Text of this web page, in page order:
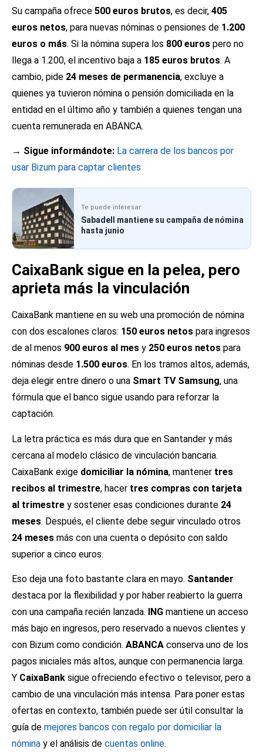
Su campaña ofrece 500 euros brutos, es decir, 405
euros netos, para nuevas nóminas o pensiones de 1.200
euros o más. Si la nómina supera los 800 euros pero no
llega a 1.200, el incentivo baja a 185 euros brutos. A
cambio, pide 24 meses de permanencia, excluye a
quienes ya tuvieron nómina o pensión domiciliada en la
entidad en el último año y también a quienes tengan una
cuenta remunerada en ABANCA.
→ Sigue informándote: La carrera de los bancos por
usar Bizum para captar clientes
Te puede interesar:
Sabadell mantiene su campaña de nómina
hasta junio
CaixaBank sigue en la pelea, pero
aprieta más la vinculación
CaixaBank mantiene en su web una promoción de nómina
con dos escalones claros: 150 euros netos para ingresos
de al menos 900 euros al mes y 250 euros netos para
nóminas desde 1.500 euros. En los tramos altos, además,
deja elegir entre dinero o una Smart TV Samsung, una
fórmula que el banco sigue usando para reforzar la
captación.
La letra práctica es más dura que en Santander y más
cercana al modelo clásico de vinculación bancaria.
CaixaBank exige domiciliar la nómina, mantener tres
recibos al trimestre, hacer tres compras con tarjeta
al trimestre y sostener esas condiciones durante 24
meses. Después, el cliente debe seguir vinculado otros
24 meses más con una cuenta o depósito con saldo
superior a cinco euros.
Eso deja una foto bastante clara en mayo. Santander
destaca por la flexibilidad y por haber reabierto la guerra
con una campaña recién lanzada.
ING mantiene un acceso
más bajo en ingresos, pero reservado a nuevos clientes y
con Bizum como condición. ABANCA conserva uno de los
pagos iniciales más altos, aunque con permanencia larga.
Y CaixaBank sigue ofreciendo efectivo o televisor, pero a
cambio de una vinculación más intensa. Para poner estas
ofertas en contexto, también puede ser útil consultar la
guía de mejores bancos con regalo por domiciliar la
nómina y el análisis de cuentas online.